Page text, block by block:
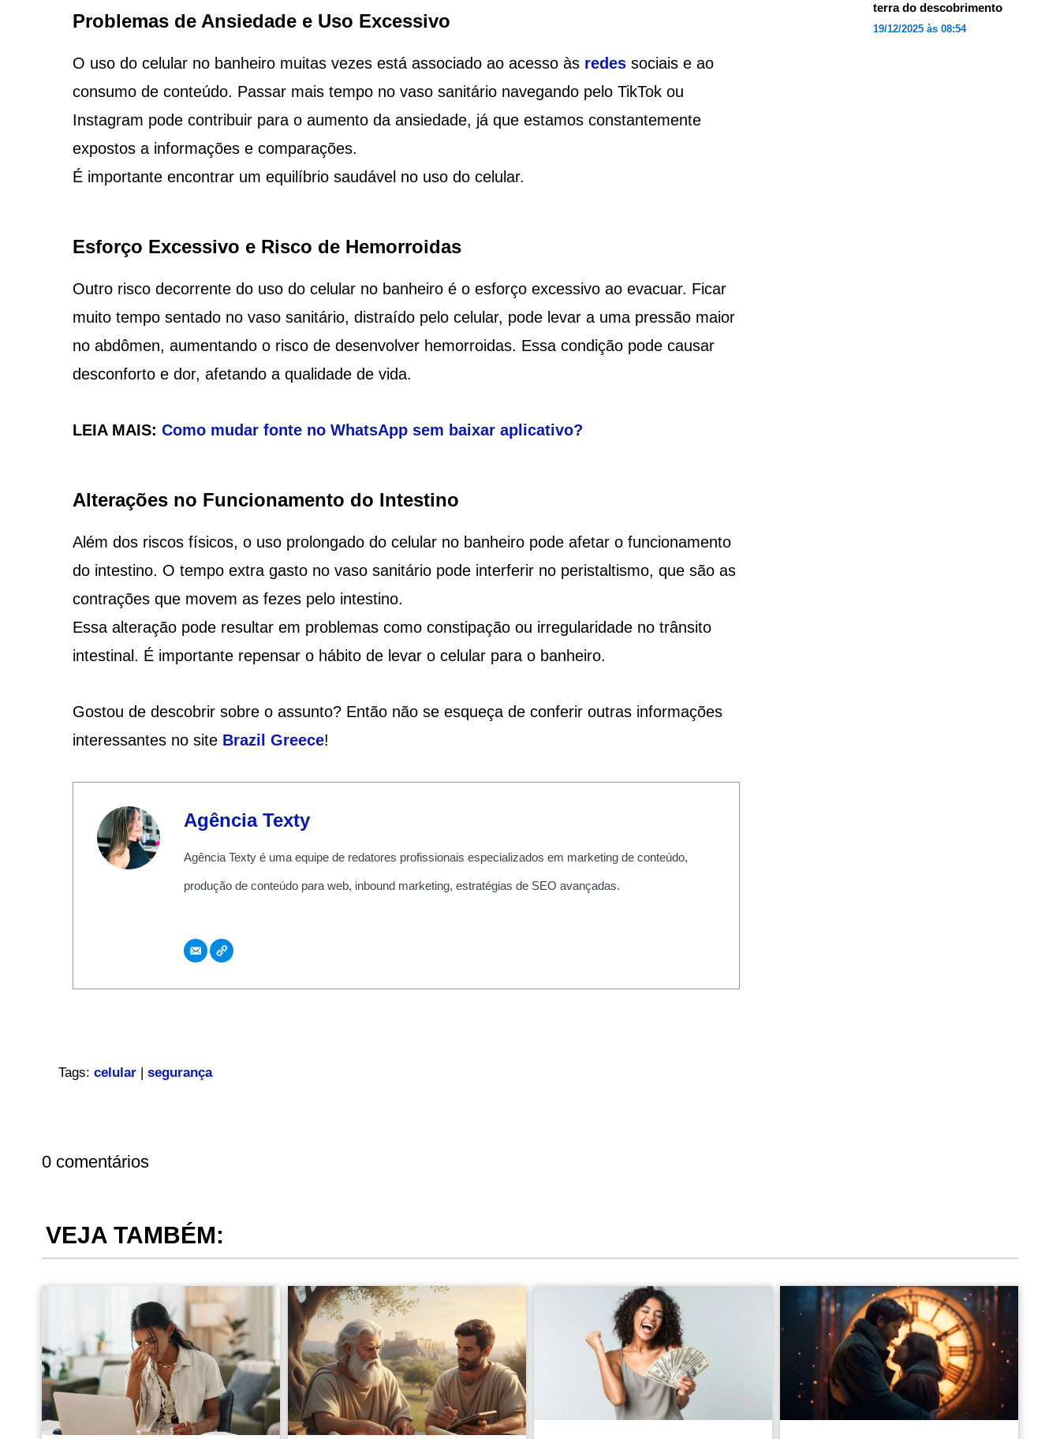
Problemas de Ansiedade e Uso Excessivo
O uso do celular no banheiro muitas vezes está associado ao acesso às redessociais e ao
consumo de conteúdo. Passar mais tempo no vaso sanitário navegando pelo TikTok ou
Instagram pode contribuir para o aumento da ansiedade, já que estamos constantemente
expostos a informações e comparações.
É importante encontrar um equilíbrio saudável no uso do celular.
Esforço Excessivo e Risco de Hemorroidas
Outro risco decorrente do uso do celular no banheiro é o esforço excessivo ao evacuar. Ficar
muito tempo sentado no vaso sanitário, distraído pelo celular, pode levar a uma pressão maior
no abdômen, aumentando o risco de desenvolver hemorroidas. Essa condição pode causar
desconforto e dor, afetando a qualidade de vida.
LEIA MAIS: Como mudar fonte no WhatsApp sem baixar aplicativo?
Alterações no Funcionamento do Intestino
Além dos riscos físicos, o uso prolongado do celular no banheiro pode afetar o funcionamento
do intestino. O tempo extra gasto no vaso sanitário pode interferir no peristaltismo, que são as
contrações que movem as fezes pelo intestino.
Essa alteração pode resultar em problemas como constipação ou irregularidade no trânsito
intestinal. É importante repensar o hábito de levar o celular para o banheiro.
Gostou de descobrir sobre o assunto? Então não se esqueça de conferir outras informações
interessantes no site Brazil Greece!
Agência Texty
Agência Texty é uma equipe de redatores profissionais especializados em marketing de conteúdo,
produção de conteúdo para web, inbound marketing, estratégias de SEO avançadas.
Tags: celular| segurança
terra do descobrimento
19/12/2025 às 08:54
0 comentários
VEJA TAMBÉM: